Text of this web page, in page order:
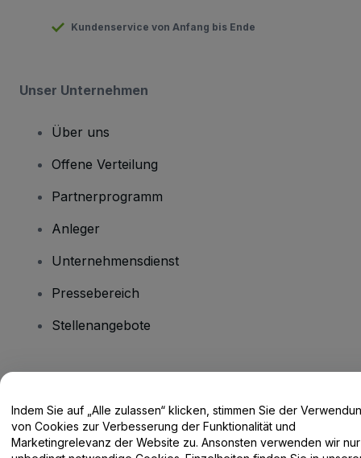
Kundenservice von Anfang bis Ende
Unser Unternehmen
Über uns
Offene Verteilung
Partnerprogramm
Anleger
Unternehmensdienst
Pressebereich
Stellenangebote
Hilfe-Center / Kontakt
Indem Sie auf „Alle zulassen“ klicken, stimmen Sie der
von Cookies zur Verbesserung der Funktionalität und
Marketingrelevanz der Website zu. Ansonsten verwenden wir nur